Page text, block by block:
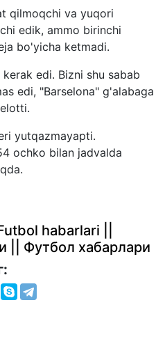
qilmoqchi va yuqori
edik, ammo birinchi
bo'yicha ketmadi.
edi. Bizni shu sabab
edi, "Barselona" g'alabaga
yutqazmayapti.
ochko bilan jadvalda
habarlari ||
|| Футбол хабарлари